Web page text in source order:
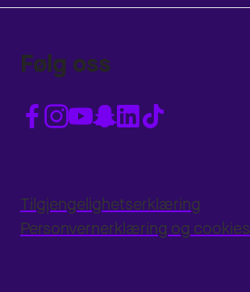
Følg oss
Tilgjengelighetserklæring
Personvernerklæring og cookies